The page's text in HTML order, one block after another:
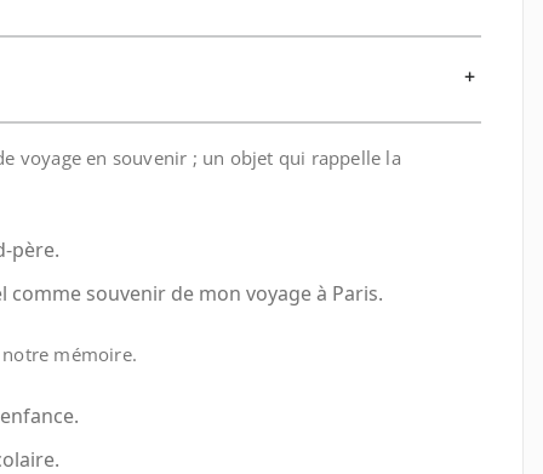
+
voyage en souvenir ; un objet qui rappelle la
père.
comme souvenir de mon voyage à Paris.
mémoire.